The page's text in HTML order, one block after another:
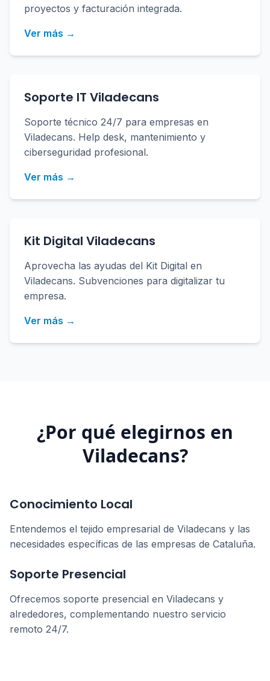
proyectos y facturación integrada.
Ver más →
Soporte IT Viladecans
Soporte técnico 24/7 para empresas en
Viladecans. Help desk, mantenimiento y
ciberseguridad profesional.
Ver más →
Kit Digital Viladecans
Aprovecha las ayudas del Kit Digital en
Viladecans. Subvenciones para digitalizar tu
empresa.
Ver más →
¿Por qué elegirnos en
Viladecans?
Conocimiento Local
Entendemos el tejido empresarial de Viladecans y las
necesidades específicas de las empresas de Cataluña.
Soporte Presencial
Ofrecemos soporte presencial en Viladecans y
alrededores, complementando nuestro servicio
remoto 24/7.